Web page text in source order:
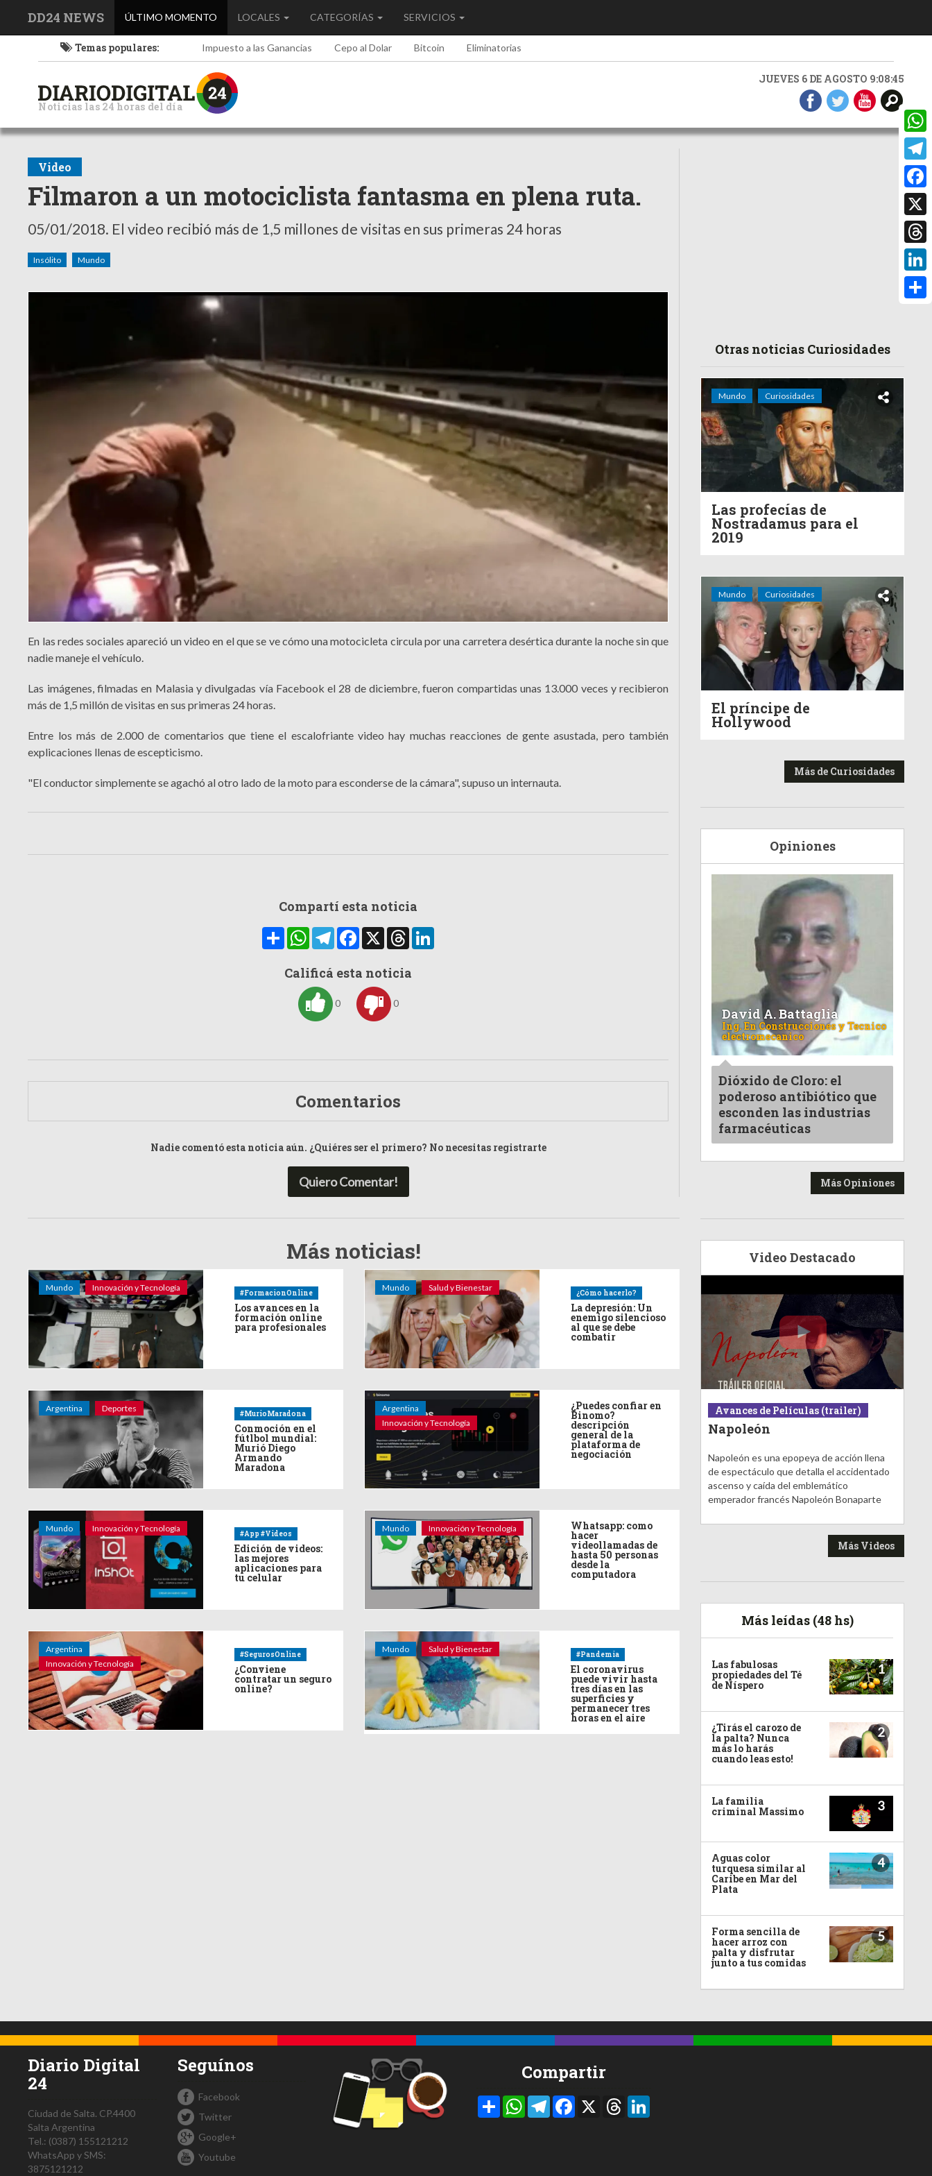
DD24 NEWS ÚLTIMO MOMENTO (current)LOCALES CATEGORÍAS SERVICIOS
Temas populares: Impuesto a las Ganancias Cepo al Dolar Bitcoin Eliminatorias
Noticias las 24 horas del día
JUEVES 6 DE AGOSTO 9:08:46
Video
Filmaron a un motociclista fantasma en plena ruta.
05/01/2018. El video recibió más de 1,5 millones de visitas en sus primeras 24 horas
Insólito Mundo
En las redes sociales apareció un video en el que se ve cómo una motocicleta circula por una carretera desértica durante la noche sin que
nadie maneje el vehículo.
Las imágenes, filmadas en Malasia y divulgadas vía Facebook el 28 de diciembre, fueron compartidas unas 13.000 veces y recibieron
más de 1,5 millón de visitas en sus primeras 24 horas.
Entre los más de 2.000 de comentarios que tiene el escalofriante video hay muchas reacciones de gente asustada, pero también
explicaciones llenas de escepticismo.
"El conductor simplemente se agachó al otro lado de la moto para esconderse de la cámara", supuso un internauta.
Compartí esta noticia
CompartirWhatsAppTelegramFacebook
X Threads
Calificá esta noticia
0 0
Comentarios
Nadie comentó esta noticia aún. ¿Quiéres ser el primero? No necesitas registrarte
Quiero Comentar!
Más noticias!
Mundo Innovación y Tecnología
#FormacionOnline
Los avances en la
formación online
para profesionales
Mundo Salud y Bienestar
¿Cómo hacerlo?
La depresión: Un
enemigo silencioso
al que se debe
combatir
Argentina Deportes
#MurioMaradona
Conmoción en el
fútlbol mundial:
Murió Diego
Armando
Maradona
Argentina
Innovación y Tecnología
¿Puedes confiar en
Binomo?
descripción
general de la
plataforma de
negociación
Mundo Innovación y Tecnología
#App #Videos
Edición de videos:
las mejores
aplicaciones para
tu celular
Mundo Innovación y Tecnología Whatsapp: como
hacer
videollamadas de
hasta 50 personas
desde la
computadora
Argentina
Innovación y Tecnología
#SegurosOnline
¿Conviene
contratar un seguro
online?
Mundo Salud y Bienestar
#Pandemia
El coronavirus
puede vivir hasta
tres días en las
superficies y
permanecer tres
horas en el aire
Otras noticias Curiosidades
Mundo Curiosidades
Las profecías de
Nostradamus para el
2019
Mundo Curiosidades
El príncipe de
Hollywood
Más de Curiosidades
Opiniones
David A. Battaglia
Ing. En Construcciones y Tecnico
electromecanico
Dióxido de Cloro: el
poderoso antibiótico que
esconden las industrias
farmacéuticas
Más Opiniones
Video Destacado
Avances de Películas (trailer)
Napoleón
Napoleón es una epopeya de acción llena
de espectáculo que detalla el accidentado
ascenso y caída del emblemático
emperador francés Napoleón Bonaparte
Más Videos
Más leídas (48 hs)
Las fabulosas
propiedades del Té
de Níspero
1
¿Tirás el carozo de
la palta? Nunca
más lo harás
cuando leas esto!
2
La familia
criminal Massimo 3
Aguas color
turquesa similar al
Caribe en Mar del
Plata
4
Forma sencilla de
hacer arroz con
palta y disfrutar
junto a tus comidas
5
Diario Digital
24
Ciudad de Salta. CP.4400
Salta Argentina
Tel.: (0387) 155121212
WhatsApp y SMS:
3875121212
Seguínos
Facebook
Twitter
Google+
Youtube
Compartir
CompartirWhatsAppTelegramFacebook Threads
X